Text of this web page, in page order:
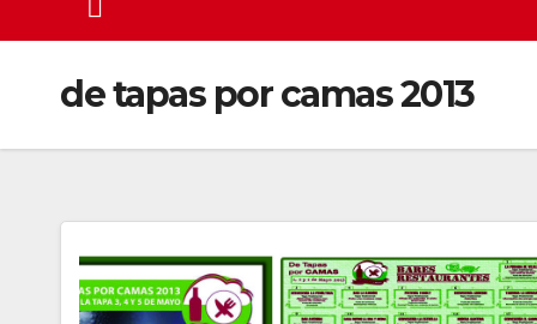
de tapas por camas 2013